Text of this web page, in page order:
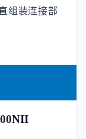
组装连接部